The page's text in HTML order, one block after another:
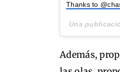
Thanks to
Una
Además,